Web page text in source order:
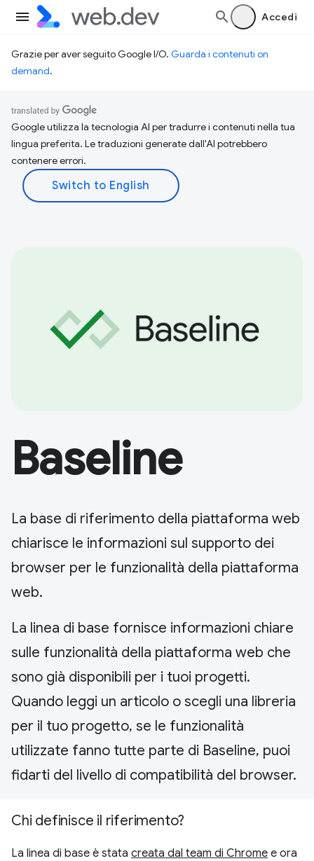
Accedi
Grazie per aver seguito Google I/O. Guarda i contenuti on
demand.
Google utilizza la tecnologia AI per tradurre i contenuti nella tua
lingua preferita. Le traduzioni generate dall'AI potrebbero
contenere errori.
Baseline
La base di riferimento della piattaforma web
chiarisce le informazioni sul supporto dei
browser per le funzionalità della piattaforma
web.
La linea di base fornisce informazioni chiare
sulle funzionalità della piattaforma web che
sono già disponibili per i tuoi progetti.
Quando leggi un articolo o scegli una libreria
per il tuo progetto, se le funzionalità
utilizzate fanno tutte parte di Baseline, puoi
fidarti del livello di compatibilità del browser.
Chi definisce il riferimento?
La linea di base è stata creata dal team di Chrome e ora